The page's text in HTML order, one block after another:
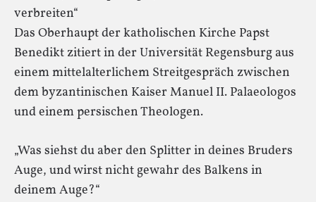
verbreiten“
Das Oberhaupt der katholischen Kirche Papst
Benedikt zitiert in der Universität Regensburg aus
einem mittelalterlichem Streitgespräch zwischen
dem byzantinischen Kaiser Manuel II. Palaeologos
und einem persischen Theologen.
„Was siehst du aber den Splitter in deines Bruders
Auge, und wirst nicht gewahr des Balkens in
deinem Auge?“